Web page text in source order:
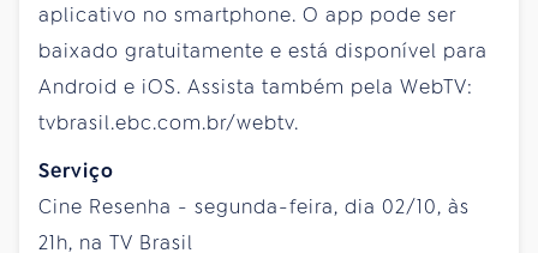
aplicativo no smartphone. O app pode ser
baixado gratuitamente e está disponível para
Android e iOS. Assista também pela WebTV:
tvbrasil.ebc.com.br/webtv.
Serviço
Cine Resenha - segunda-feira, dia 02/10, às
21h, na TV Brasil